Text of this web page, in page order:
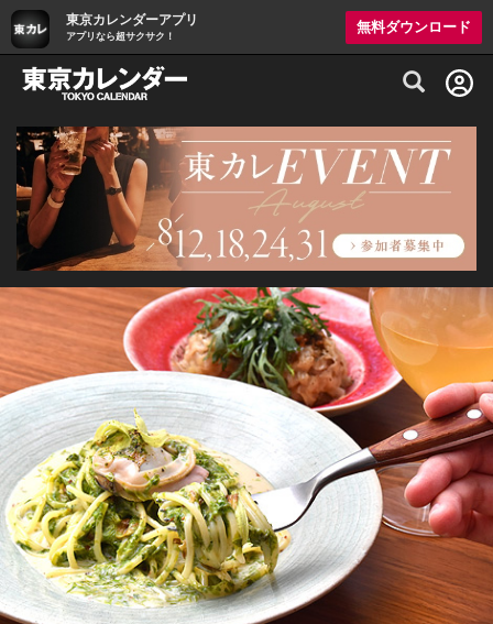
東京カレンダーアプリ
アプリなら超サクサク！
無料ダウンロード
グルメ情報・プレミアムレストラン予約